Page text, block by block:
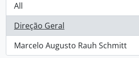
All
Direção Geral
, 2 results
Marcelo Augusto Rauh Schmitt
, 2 results